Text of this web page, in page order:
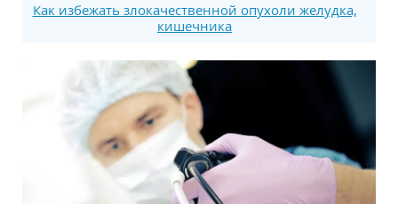
Как избежать злокачественной опухоли желудка,
кишечника